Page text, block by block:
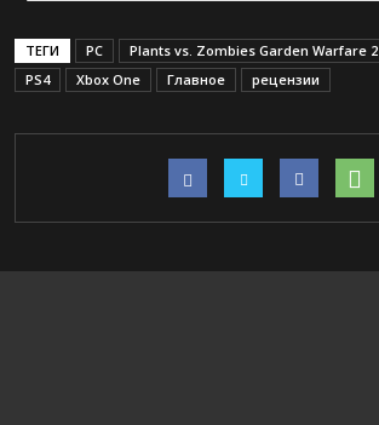
ТЕГИ PC Plants vs. Zombies Garden Warfare 2
PS4
Xbox One Главное рецензии